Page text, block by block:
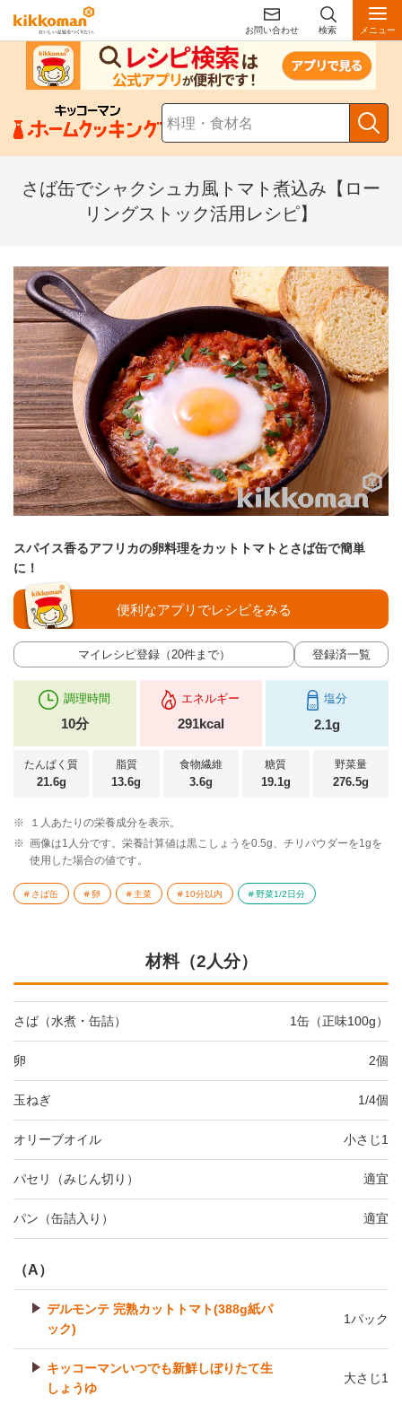
お問い合わせ 検索 メニュー
さば缶でシャクシュカ風トマト煮込み【ロー
リングストック活用レシピ】
スパイス香るアフリカの卵料理をカットトマトとさば缶で簡単
に！
マイレシピ登録（20件まで） 登録済一覧
便利なアプリでレシピをみる
調理時間
10分
エネルギー
291kcal
塩分
2.1g
たんぱく質
21.6g
脂質
13.6g
食物繊維
3.6g
糖質
19.1g
野菜量
276.5g
※
１人あたりの栄養成分を表示。
※ 画像は1人分です。栄養計算値は黒こしょうを0.5g、チリパウダーを1gを
使用した場合の値です。
さば缶 卵 主菜 10分以内 野菜1/2日分
材料（2人分）
さば（水煮・缶詰） 1缶（正味100g）
卵 2個
玉ねぎ 1/4個
オリーブオイル 小さじ1
パセリ（みじん切り） 適宜
パン（缶詰入り） 適宜
（A）
デルモンテ 完熟カットトマト(388g紙パ
ック)
1パック
キッコーマンいつでも新鮮しぼりたて生
しょうゆ
大さじ1